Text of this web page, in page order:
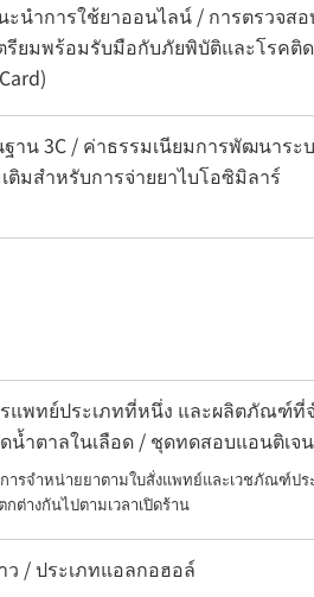
นำการใช้ยาออนไลน์ / การตรวจ
ยมพร้อมรับมือกับภัยพิบัติและโรคติ
าน 3C / ค่าธรรมเนียมการพัฒนาร
ติมสำหรับการจ่ายยาไบโอซิมิลาร์
แพทย์ประเภทที่หนึ่ง และผลิตภัณฑ์
ดน้ำตาลในเลือด / ชุดทดสอบแอนติ
ารจำหน่ายยาตามใบสั่งแพทย์และเวชภัณฑ์ป
ต่างกันไปตามเวลาเปิดร้าน
/ ประเภทแอลกอฮอล์